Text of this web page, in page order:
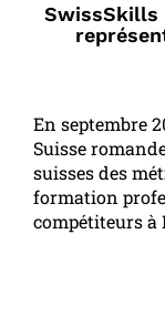
SwissSkills
En septembre
Suisse
suisses des
formation
compétiteurs à